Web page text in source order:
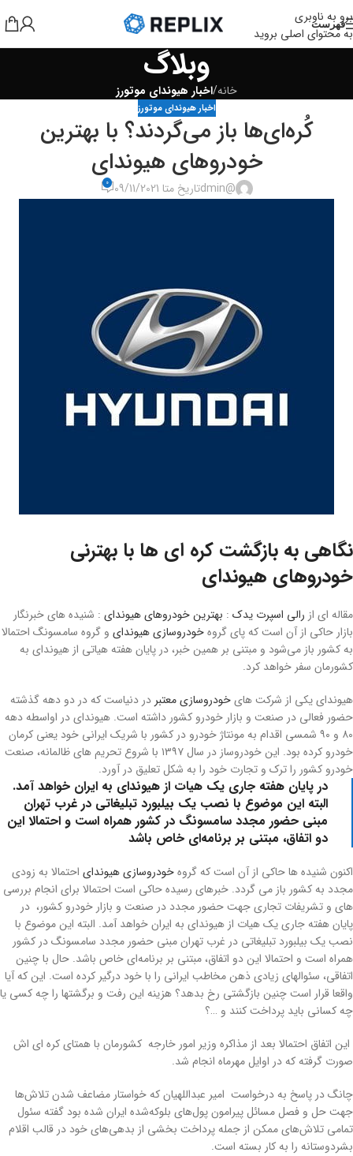
برو به ناوبری
به محتوای اصلی بروید
فهرست
وبلاگ
خانه/اخبار هیوندای موتورز
اخبار هیوندای موتورز
کُره‌ای‌ها باز می‌گردند؟ با بهترین
خودروهای هیوندای
@dmin تاریخ متا 09/11/2021 0
نگاهی به بازگشت کره ای ها با بهترنی
خودروهای هیوندای
مقاله ای از رالی اسپرت یدک : بهترین خودروهای هیوندای : شنیده های خبرنگار
بازار حاکی از آن است که پای گروهخودروسازی هیوندای و گروه سامسونگ احتمالا
به کشور باز می‌شود و مبتنی بر همین خبر، در پایان هفته هیاتی از هیوندای به
کشورمان سفر خواهد کرد.
هیوندای یکی از شرکت هایخودروسازی معتبر در دنیاست که در دو دهه گذشته
حضور فعالی در صنعت و بازار خودرو کشور داشته است. هیوندای در اواسطه دهه
۸۰ و ۹۰ شمسی اقدام به مونتاژ خودرو در کشور با شریک ایرانی خود یعنی کرمان
خودرو کرده بود. این خودروساز در سال ۱۳۹۷ با شروع تحریم های ظالمانه، صنعت
خودرو کشور را ترک و تجارت خود را به شکل تعلیق در آورد.
در پایان هفته جاری یک هیات از هیوندای به ایران خواهد آمد.
البته این موضوع با نصب یک بیلبورد تبلیغاتی در غرب تهران
مبنی حضور مجدد سامسونگ در کشور همراه است و احتمالا این
دو اتفاق، مبتنی بر برنامه‌ای خاص باشد
اکنون شنیده ها حاکی از آن است که گروهخودروسازی هیوندای احتمالا به زودی
مجدد به کشور باز می گردد. خبرهای رسیده حاکی است احتمالا برای انجام بررسی
های و تشریفات تجاری جهت حضور مجدد در صنعت و بازار خودرو کشور، در
پایان هفته جاری یک هیات از هیوندای به ایران خواهد آمد. البته این موضوع با
نصب یک بیلبورد تبلیغاتی در غرب تهران مبنی حضور مجدد سامسونگ در کشور
همراه است و احتمالا این دو اتفاق، مبتنی بر برنامه‌ای خاص باشد. حال با چنین
اتفاقی، سئوالهای زیادی ذهن مخاطب ایرانی را با خود درگیر کرده است. این که آیا
واقعا قرار است چنین بازگشتی رخ بدهد؟ هزینه این رفت و برگشتها را چه کسی یا
چه کسانی باید پرداخت کنند و …؟
این اتفاق احتمالا بعد از مذاکره وزیر امور خارجه کشورمان با همتای کره ای اش
صورت گرفته که در اوایل مهرماه انجام شد.
چانگ در پاسخ به درخواست امیر عبداللهیان که خواستار مضاعف شدن تلاش‌ها
جهت حل و فصل مسائل پیرامون پول‌های بلوکه‌شده ایران شده بود گفته سئول
تمامی تلاش‌های ممکن از جمله پرداخت بخشی از بدهی‌های خود در قالب اقلام
بشردوستانه را به کار بسته است.